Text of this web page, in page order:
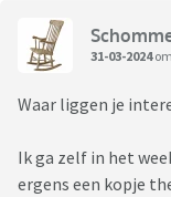
31-03-2024
Waar liggen je
Ik ga zelf in het
ergens een kopje